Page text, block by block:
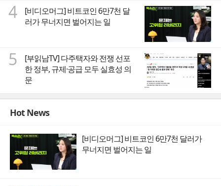
4
[비디오머그] 비트코인 6만7천 달
러가 무너지면 벌어지는 일
5
[부읽남TV] 다주택자와 전쟁 선포
한 정부, 규제·공급 모두 실효성 의
문
Hot News
[비디오머그] 비트코인 6만7천 달러가
무너지면 벌어지는 일